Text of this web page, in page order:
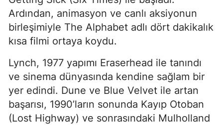
Ardından, animasyon ve canlı aksiyonun
birleşimiyle The Alphabet adlı dört dakikalık
kısa filmi ortaya koydu.
Lynch, 1977 yapımı Eraserhead ile tanındı
ve sinema dünyasında kendine sağlam bir
yer edindi. Dune ve Blue Velvet ile artan
başarısı, 1990’ların sonunda Kayıp Otoban
(Lost Highway) ve sonrasındaki Mulholland